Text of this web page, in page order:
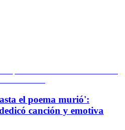
el poema murió':
canción y emotiva